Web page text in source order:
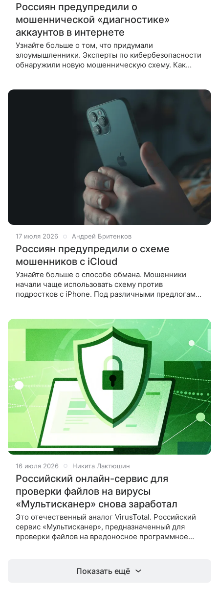
Россиян предупредили о
мошеннической «диагностике»
аккаунтов в интернете
Узнайте больше о том, что придумали
злоумышленники. Эксперты по кибербезопасности
обнаружили новую мошенническую схему. Как
17 июля 2026 Андрей Бритенков
Россиян предупредили о схеме
мошенников с iCloud
Узнайте больше о способе обмана. Мошенники
начали чаще использовать схему против
подростков с iPhone. Под различными предлогами
16 июля 2026 Никита Лактюшин
Российский онлайн-сервис для
проверки файлов на вирусы
«Мультисканер» снова заработал
Это отечественный аналог VirusTotal. Российский
сервис «Мультисканер», предназначенный для
проверки файлов на вредоносное программное
Показать ещё